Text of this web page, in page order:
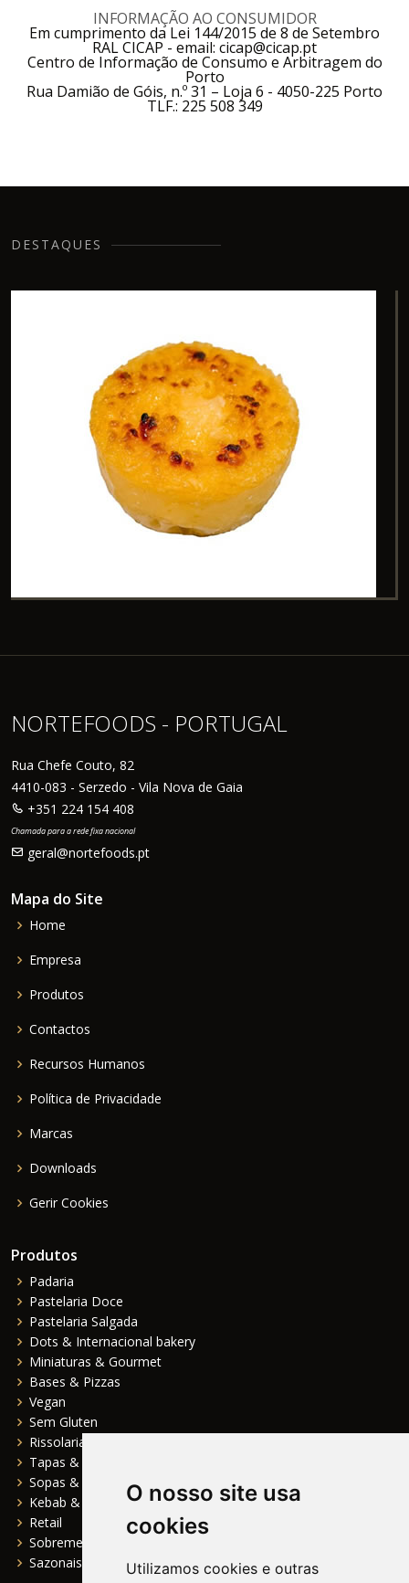
O nosso site usa
cookies
Utilizamos cookies e outras
INFORMAÇÃO AO CONSUMIDOR
Em cumprimento da Lei 144/2015 de 8 de Setembro
RAL CICAP - email: cicap@cicap.pt
Centro de Informação de Consumo e Arbitragem do
Porto
Rua Damião de Góis, n.º 31 – Loja 6 - 4050-225 Porto
TLF.: 225 508 349
DESTAQUES
NORTEFOODS - PORTUGAL
Rua Chefe Couto, 82
4410-083 - Serzedo - Vila Nova de Gaia
+351 224 154 408
Chamada para a rede fixa nacional
geral@nortefoods.pt
Mapa do Site
Home
Empresa
Produtos
Contactos
Recursos Humanos
Política de Privacidade
Marcas
Downloads
Gerir Cookies
Produtos
Padaria
Pastelaria Doce
Pastelaria Salgada
Dots & Internacional bakery
Miniaturas & Gourmet
Bases & Pizzas
Vegan
Sem Gluten
Rissolaria
Tapas & Entradas
Sopas & Pratos Principais
Kebab & Fast Food
Retail
Sobremesas
Sazonais